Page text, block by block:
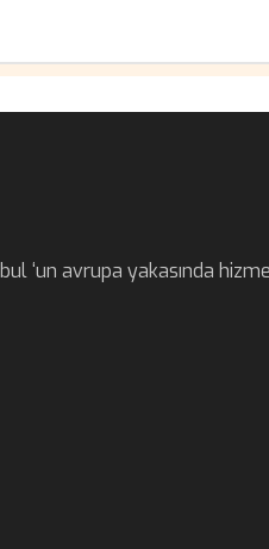
‘un avrupa yakasında